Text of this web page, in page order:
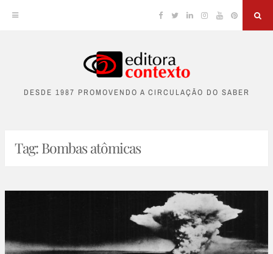
content
Facebook
TwitterLinkedinInstagram
YouTubePinterest
DESDE 1987 PROMOVENDO A CIRCULAÇÃO DO SABER
Tag:Bombas atômicas